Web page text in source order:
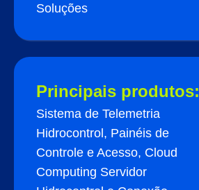
Soluções
Principais produtos:
Sistema de Telemetria
Hidrocontrol, Painéis de
Controle e Acesso, Cloud
Computing Servidor